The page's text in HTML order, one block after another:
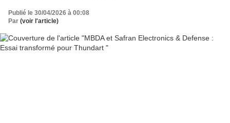
Publié le 30/04/2026 à 00:08
Par (voir l'article)